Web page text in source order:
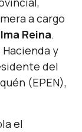
a cargo
Reina.
y
del
(EPEN),
el